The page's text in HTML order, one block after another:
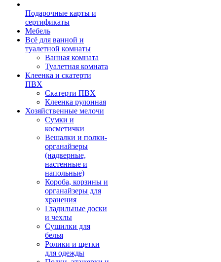
Подарочные карты и
сертификаты
Мебель
Всё для ванной и
туалетной комнаты
Ванная комната
Туалетная комната
Клеенка и скатерти
ПВХ
Скатерти ПВХ
Клеенка рулонная
Хозяйственные мелочи
Сумки и
косметички
Вешалки и полки-
органайзеры
(надверные,
настенные и
напольные)
Короба, корзины и
органайзеры для
хранения
Гладильные доски
и чехлы
Сушилки для
белья
Ролики и щетки
для одежды